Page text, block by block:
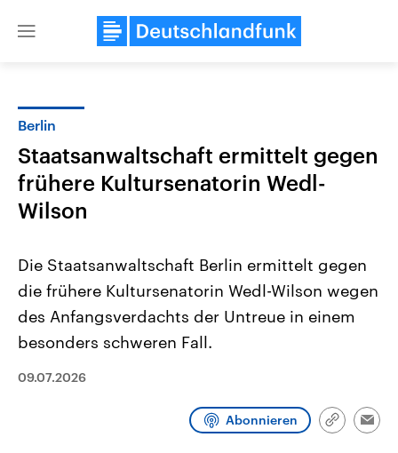
Close
USA
Aktuelle Beiträge, Analysen und
Hintergründe
Wirtschaftlich und militärisch
den mächtigsten Ländern der Erde,
Nahostkonflikt
Aktuelle Lage und
Diese wird wie die
Libanon vom Iran
Berlin
Staatsanwaltschaft ermittelt gegen
frühere Kultursenatorin Wedl-
Wilson
Die Staatsanwaltschaft Berlin ermittelt gegen
die frühere Kultursenatorin Wedl-Wilson wegen
des Anfangsverdachts der Untreue in einem
besonders schweren Fall.
09.07.2026
Abonnieren
Link